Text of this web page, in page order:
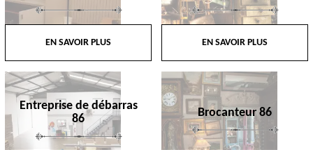
EN SAVOIR PLUS EN SAVOIR PLUS
Entreprise de débarras
86
Brocanteur 86